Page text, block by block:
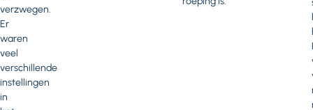
verzwegen.
Er
waren
veel
verschillende
instellingen
in